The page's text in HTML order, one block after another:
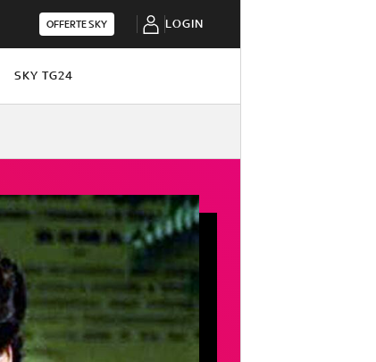
OFFERTE SKY LOGIN
SKY TG24